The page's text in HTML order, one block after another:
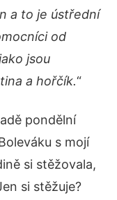
a to je ústřední
od
jsou
a hořčík.“
pondělní
s mojí
si stěžovala,
si stěžuje?